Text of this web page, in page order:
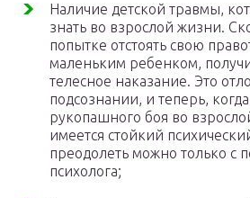
Наличие детской травмы,
знать во взрослой жизни.
попытке отстоять свою
маленьким ребенком,
телесное наказание. Это
подсознании, и теперь,
рукопашного боя во
имеется стойкий
преодолеть можно только с
психолога;